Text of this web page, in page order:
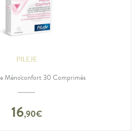
PILEJE
Méno'confort 30 Comprimés
16,90€